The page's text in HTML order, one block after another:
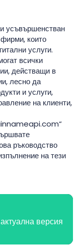
усъвършенстван
които
услуги.
всички
действащи в
лесно да
и услуги,
на клиенти,
ръководство
на тези
версия